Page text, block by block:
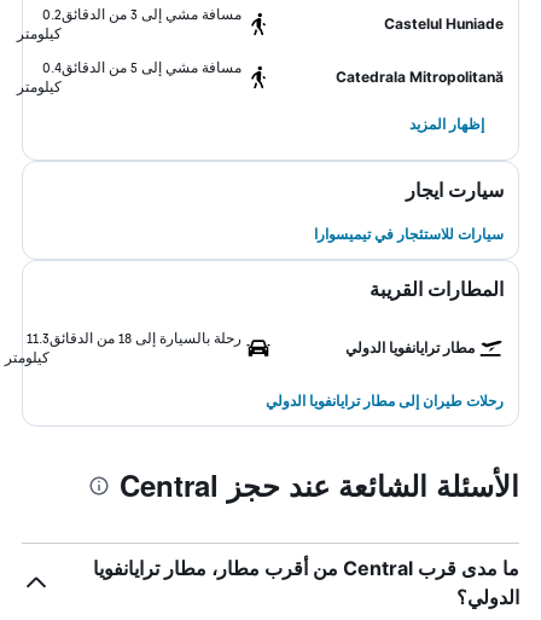
Castelul Huniade
مسافة مشي إلى 3 من الدقائق
0.2
كيلومتر
Catedrala Mitropolitană
مسافة مشي إلى 5 من الدقائق
0.4
كيلومتر
إظهار المزيد
سيارت ايجار
سيارات للاستئجار في تيميسوارا
المطارات القريبة
مطار ترايانفويا الدولي
رحلة بالسيارة إلى 18 من الدقائق
11.3
كيلومتر
رحلات طيران إلى مطار ترايانفويا الدولي
الأسئلة الشائعة عند حجز Central
ما مدى قرب Central من أقرب مطار، مطار ترايانفويا
الدولي؟